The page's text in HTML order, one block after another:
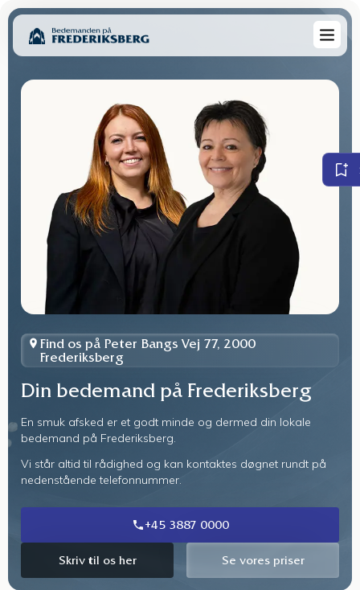
Find os på Peter Bangs Vej 77, 2000
Frederiksberg
Din bedemand på Frederiksberg
En smuk afsked er et godt minde og dermed din lokale
bedemand på Frederiksberg.
Vi står altid til rådighed og kan kontaktes døgnet rundt på
nedenstående telefonnummer.
+45 3887 0000
Skriv til os her Se vores priser